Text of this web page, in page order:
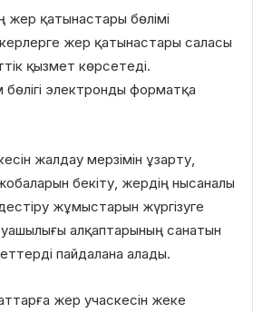
жер қатынастары бөлімі
жер қатынастары саласы
қызмет көрсетеді.
электронды форматқа
жалдау мерзімін ұзарту,
бекіту, жердің нысаналы
жұмыстарын жүргізуге
алқаптарының санатын
пайдалана алады.
жер учаскесін жеке